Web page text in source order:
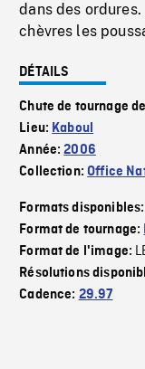
dans des
chèvres les
DÉTAILS
Chute de tournage
Lieu: Kaboul
Année:2006
Collection:Office
Formats disponibles:
Format de tournage:
Format de l'image:
Résolutions
Cadence: 29.97